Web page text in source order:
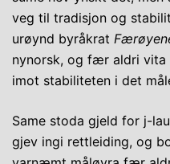
veg til tradisjon og
urøynd byråkrat
nynorsk, og fær aldri vita
imot stabiliteten i det
Same stoda gjeld for j-
gjev ingi rettleiding, og